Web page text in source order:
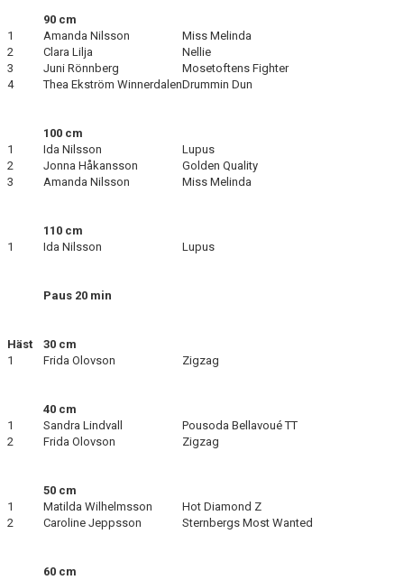
90 cm
1
Amanda Nilsson
Miss Melinda
2
Clara Lilja
Nellie
3
Juni Rönnberg
Mosetoftens Fighter
4
Thea Ekström WinnerdalenDrummin Dun
100 cm
1
Ida Nilsson
Lupus
2
Jonna Håkansson
Golden Quality
3
Amanda Nilsson Miss Melinda
110 cm
1
Ida Nilsson Lupus
Paus 20 min
Häst
30 cm
1
Frida Olovson Zigzag
40 cm
1
Sandra Lindvall
Pousoda Bellavoué TT
2
Frida Olovson Zigzag
50 cm
1
Matilda Wilhelmsson
Hot Diamond Z
2
Caroline Jeppsson Sternbergs Most Wanted
60 cm